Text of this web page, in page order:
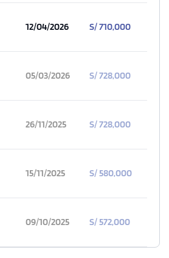
12/04/2026 S/ 710,000
05/03/2026 S/ 728,000
26/11/2025 S/ 728,000
15/11/2025 S/ 580,000
09/10/2025 S/ 572,000